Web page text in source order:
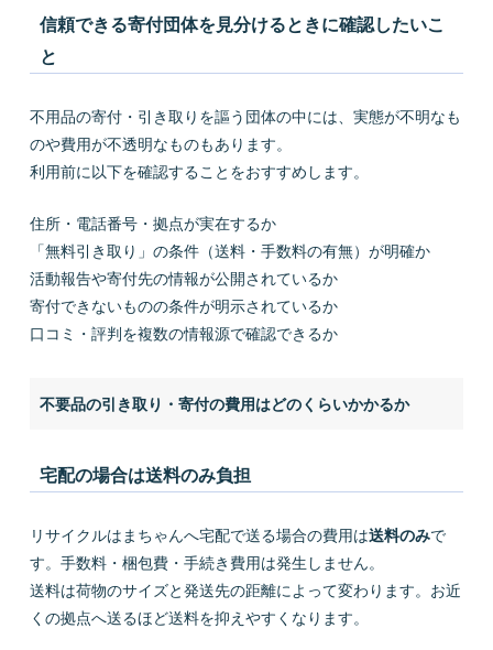
信頼できる寄付団体を見分けるときに確認したいこ
と
不用品の寄付・引き取りを謳う団体の中には、実態が不明なも
のや費用が不透明なものもあります。
利用前に以下を確認することをおすすめします。
住所・電話番号・拠点が実在するか
「無料引き取り」の条件（送料・手数料の有無）が明確か
活動報告や寄付先の情報が公開されているか
寄付できないものの条件が明示されているか
口コミ・評判を複数の情報源で確認できるか
不要品の引き取り・寄付の費用はどのくらいかかるか
宅配の場合は送料のみ負担
リサイクルはまちゃんへ宅配で送る場合の費用は送料のみで
す。手数料・梱包費・手続き費用は発生しません。
送料は荷物のサイズと発送先の距離によって変わります。お近
くの拠点へ送るほど送料を抑えやすくなります。